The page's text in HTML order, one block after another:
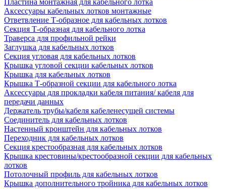
Пластина монтажная для кабельного лотка
Аксессуары кабельных лотков монтажные
Ответвление Т-образное для кабельных лотков
Секция Т-образная для кабельного лотка
Траверса для профильной рейки
Заглушка для кабельных лотков
Секция угловая для кабельных лотков
Крышка угловой секции кабельных лотков
Крышка для кабельных лотков
Крышка Т-образной секции для кабельного лотка
Аксессуары для прокладки кабеля питания/ кабеля для
передачи данных
Держатель трубы/кабеля кабеленесущей системы
Соединитель для кабельных лотков
Настенный кронштейн для кабельных лотков
Переходник для кабельных лотков
Секция крестообразная для кабельных лотков
Крышка крестовины/крестообразной секции для кабельных
лотков
Потолочный профиль для кабельных лотков
Крышка дополнительного тройника для кабельных лотков